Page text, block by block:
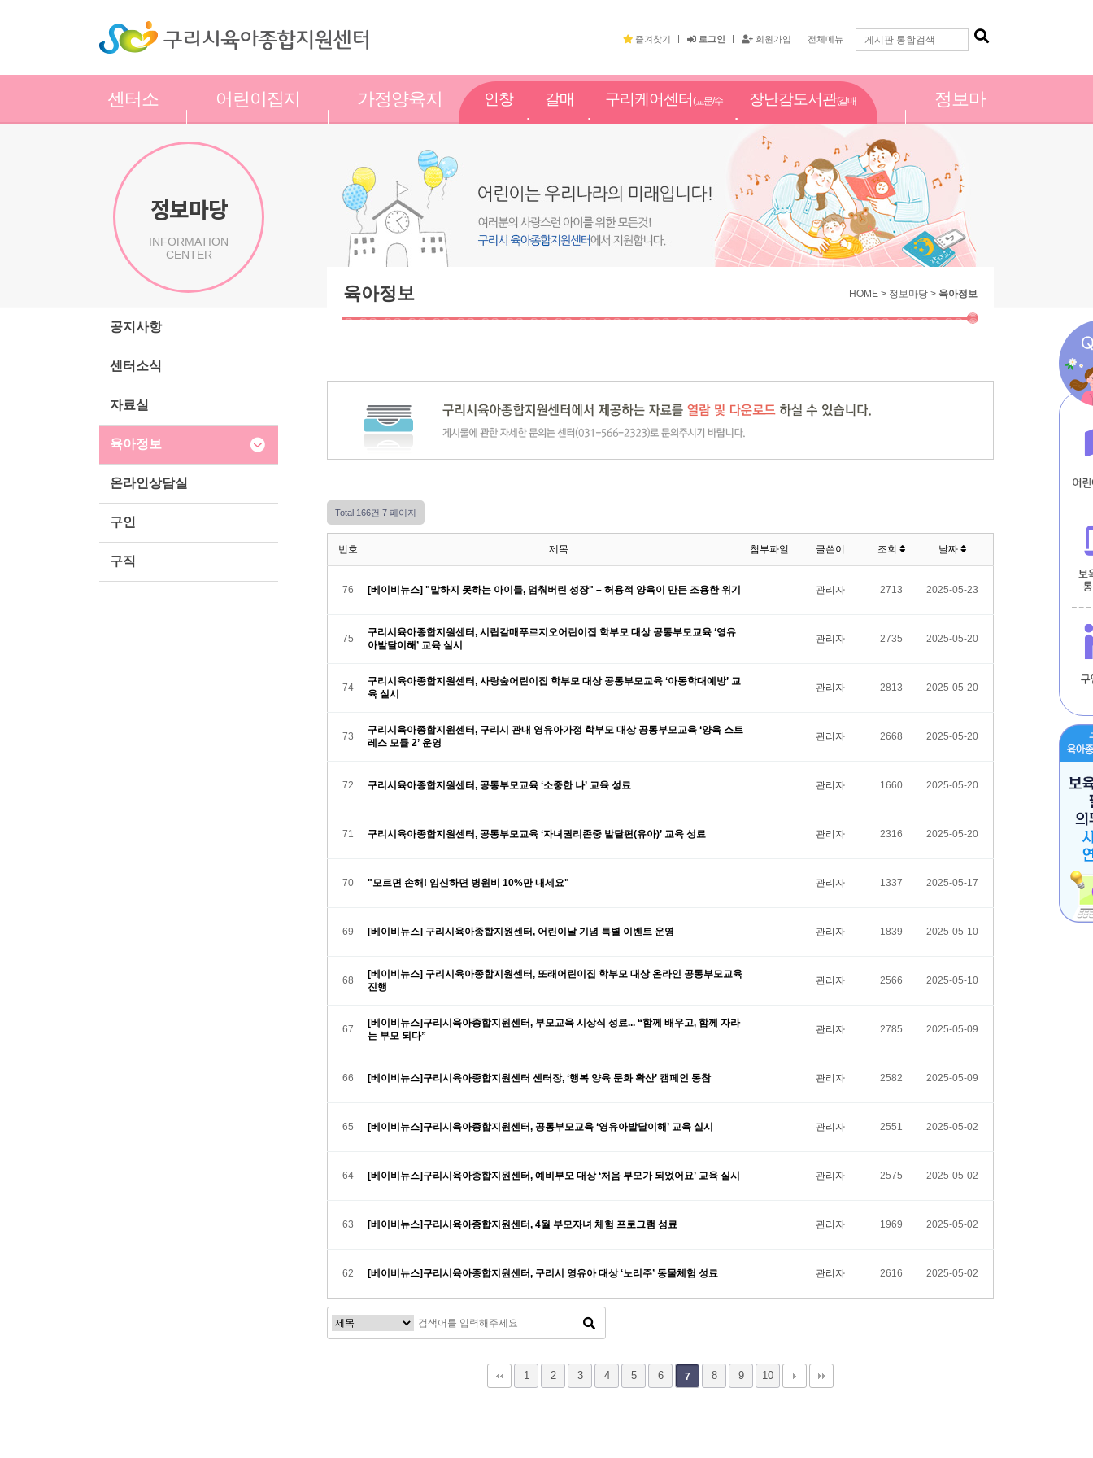
즐겨찾기 로그인 회원가입 전체메뉴
센터소
어린이집지
가정양육지
인창 갈매 구리케어센터 (교문/수 장난감도서관(갈매
정보마
정보마당
INFORMATION
CENTER
공지사항
센터소식
자료실
육아정보
온라인상담실
구인
구직
육아정보 HOME > 정보마당 > 육아정보
Total 166건 7 페이지
번호 제목 첨부파일 글쓴이 조회 날짜
76 [베이비뉴스] "말하지 못하는 아이들, 멈춰버린 성장" – 허용적 양육이 만든 조용한 위기 관리자 2713 2025-05-23
75
구리시육아종합지원센터, 시립갈매푸르지오어린이집 학부모 대상 공통부모교육 ‘영유
아발달이해’ 교육 실시
관리자 2735 2025-05-20
74
구리시육아종합지원센터, 사랑숲어린이집 학부모 대상 공통부모교육 ‘아동학대예방’ 교
육 실시
관리자 2813 2025-05-20
73
구리시육아종합지원센터, 구리시 관내 영유아가정 학부모 대상 공통부모교육 ‘양육 스트
레스 모듈 2’ 운영
관리자 2668 2025-05-20
72 구리시육아종합지원센터, 공통부모교육 ‘소중한 나’ 교육 성료 관리자 1660 2025-05-20
71 구리시육아종합지원센터, 공통부모교육 ‘자녀권리존중 발달편(유아)’ 교육 성료 관리자 2316 2025-05-20
70 "모르면 손해! 임신하면 병원비 10%만 내세요" 관리자 1337 2025-05-17
69 [베이비뉴스] 구리시육아종합지원센터, 어린이날 기념 특별 이벤트 운영 관리자 1839 2025-05-10
68
[베이비뉴스] 구리시육아종합지원센터, 또래어린이집 학부모 대상 온라인 공통부모교육
진행
관리자 2566 2025-05-10
67
[베이비뉴스]구리시육아종합지원센터, 부모교육 시상식 성료... “함께 배우고, 함께 자라
는 부모 되다”
관리자 2785 2025-05-09
66 [베이비뉴스]구리시육아종합지원센터 센터장, ‘행복 양육 문화 확산’ 캠페인 동참 관리자 2582 2025-05-09
65 [베이비뉴스]구리시육아종합지원센터, 공통부모교육 ‘영유아발달이해’ 교육 실시 관리자 2551 2025-05-02
64 [베이비뉴스]구리시육아종합지원센터, 예비부모 대상 ‘처음 부모가 되었어요’ 교육 실시 관리자 2575 2025-05-02
63 [베이비뉴스]구리시육아종합지원센터, 4월 부모자녀 체험 프로그램 성료 관리자 1969 2025-05-02
62 [베이비뉴스]구리시육아종합지원센터, 구리시 영유아 대상 ‘노리주’ 동물체험 성료 관리자 2616 2025-05-02
1 2 3 4 5 6 7 8 9 10